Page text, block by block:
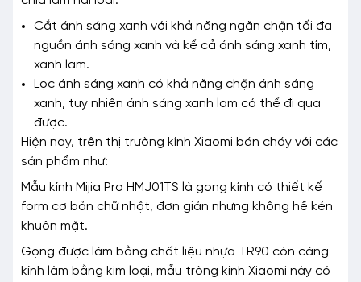
Cắt ánh sáng xanh với khả năng ngăn chặn tối đa
nguồn ánh sáng xanh và kể cả ánh sáng xanh tím,
xanh lam.
Lọc ánh sáng xanh có khả năng chặn ánh sáng
xanh, tuy nhiên ánh sáng xanh lam có thể đi qua
được.
Hiện nay, trên thị trường kính Xiaomi bán cháy với các
sản phẩm như:
Mẫu kính Mijia Pro HMJ01TS là gọng kính có thiết kế
form cơ bản chữ nhật, đơn giản nhưng không hề kén
khuôn mặt.
Gọng được làm bằng chất liệu nhựa TR90 còn càng
kính làm bằng kim loại, mẫu tròng kính Xiaomi này có